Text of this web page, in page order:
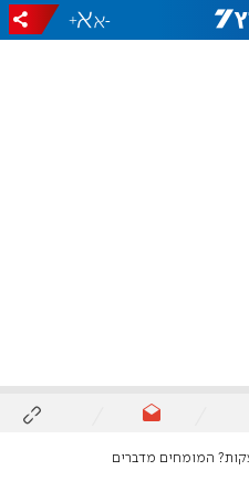
-
+
המומחים מדברים